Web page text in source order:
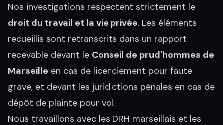
Nos investigations respectent strictement le
droit du travail et la vie privée. Les éléments
recueillis sont retranscrits dans un rapport
recevable devant le Conseil de prud'hommes de
Marseille en cas de licenciement pour faute
grave, et devant les juridictions pénales en cas de
dépôt de plainte pour vol.
Nous travaillons avec les DRH marseillais et les